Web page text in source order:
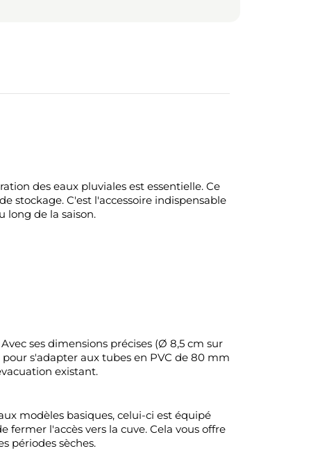
des eaux pluviales est essentielle. Ce
stockage. C'est l'accessoire indispensable
long de la saison.
ses dimensions précises (Ø 8,5 cm sur
s'adapter aux tubes en PVC de 80 mm
existant.
modèles basiques, celui-ci est équipé
l'accès vers la cuve. Cela vous offre
périodes sèches.